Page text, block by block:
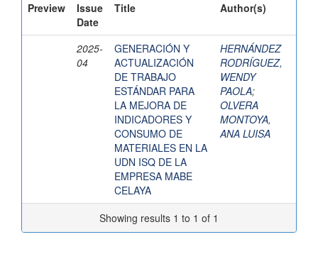
Preview
Issue
Date
Title Author(s)
2025-
04
GENERACIÓN Y
ACTUALIZACIÓN
DE TRABAJO
ESTÁNDAR PARA
LA MEJORA DE
INDICADORES Y
CONSUMO DE
MATERIALES EN LA
UDN ISQ DE LA
EMPRESA MABE
CELAYA
HERNÁNDEZ
RODRÍGUEZ,
WENDY
PAOLA;
OLVERA
MONTOYA,
ANA LUISA
Showing results 1 to 1 of 1